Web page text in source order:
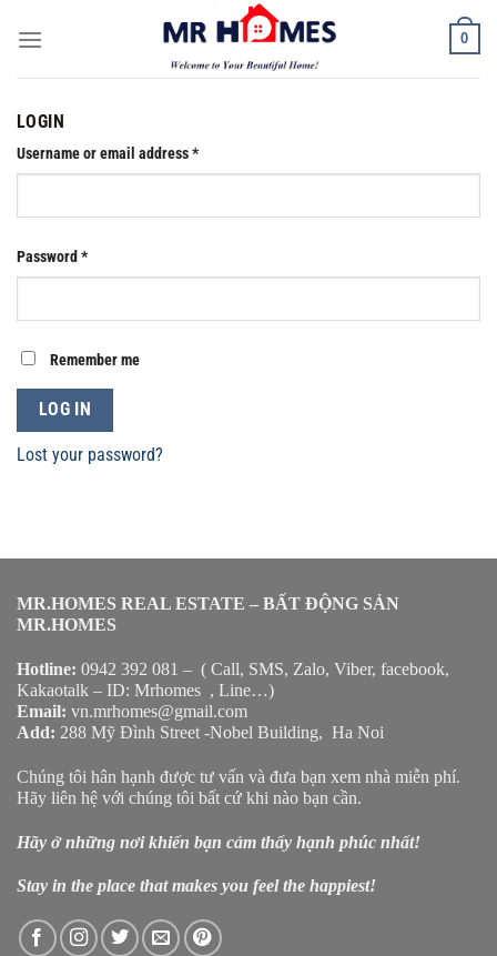
0
LOGIN
Username or email address*
Password *
Remember me
LOG IN
Lost your password?
MR.HOMES REAL ESTATE – BẤT ĐỘNG SẢN
MR.HOMES
Hotline: 0942 392 081 – ( Call, SMS, Zalo, Viber, facebook,
Kakaotalk – ID: Mrhomes , Line…)
Email: vn.mrhomes@gmail.com
Add: 288 Mỹ Đình Street -Nobel Building, Ha Noi
Chúng tôi hân hạnh được tư vấn và đưa bạn xem nhà miễn phí.
Hãy liên hệ với chúng tôi bất cứ khi nào bạn cần.
Hãy ở những nơi khiến bạn cảm thấy hạnh phúc nhất!
Stay in the place that makes you feel the happiest!